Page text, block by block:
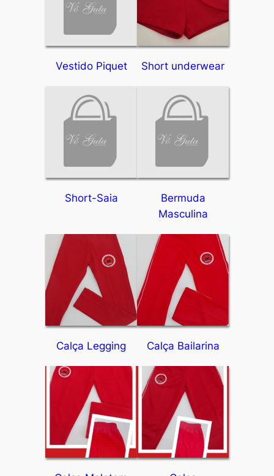
Vestido Piquet Short underwear
Short-Saia
Bermuda
Masculina
Calça Legging Calça Bailarina